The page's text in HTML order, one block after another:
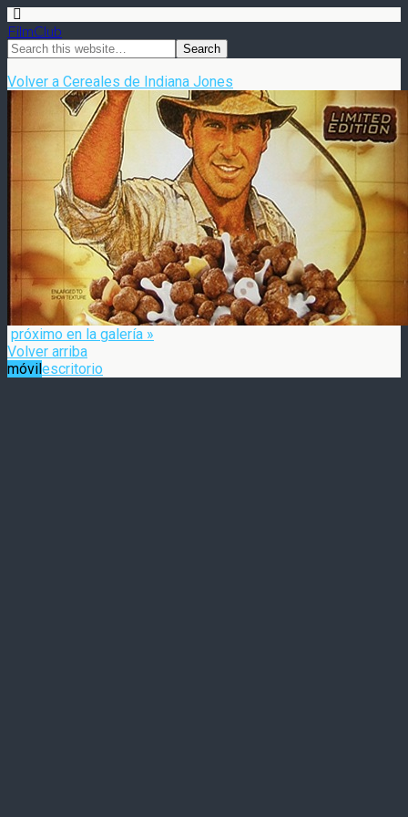
FilmClub
Volver a Cereales de Indiana Jones
próximo en la galería »
Volver arriba
móvilescritorio